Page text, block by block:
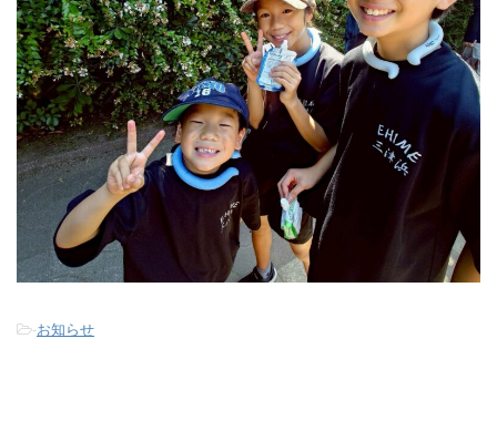
-お知らせ